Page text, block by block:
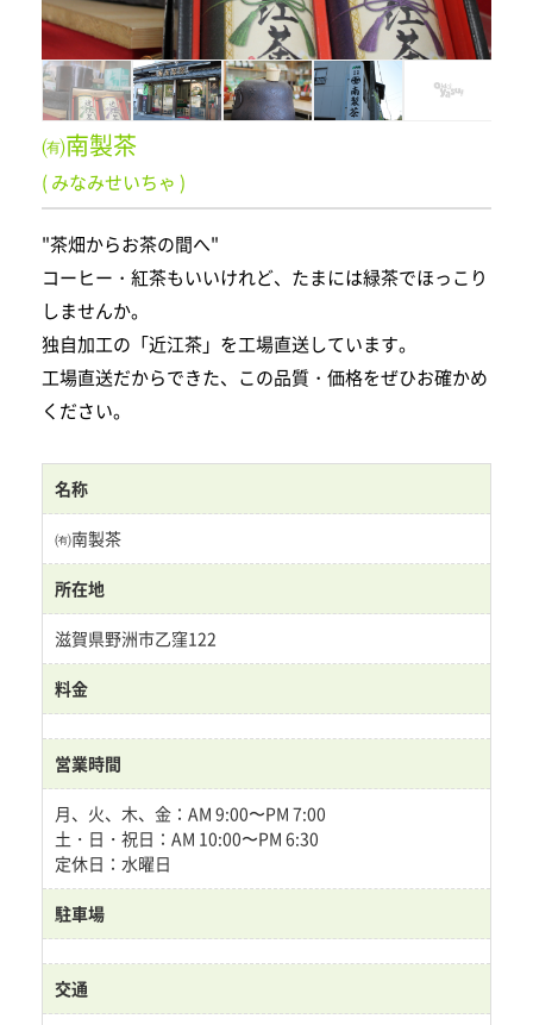
㈲南製茶
( みなみせいちゃ )
"茶畑からお茶の間へ"
コーヒー・紅茶もいいけれど、たまには緑茶でほっこり
しませんか。
独自加工の「近江茶」を工場直送しています。
工場直送だからできた、この品質・価格をぜひお確かめ
ください。
名称
㈲南製茶
所在地
滋賀県野洲市乙窪122
料金
営業時間
月、火、木、金：AM 9:00〜PM 7:00
土・日・祝日：AM 10:00〜PM 6:30
定休日：水曜日
駐車場
交通